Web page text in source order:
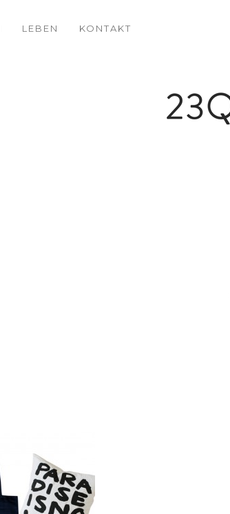
LEBEN KONTAKT